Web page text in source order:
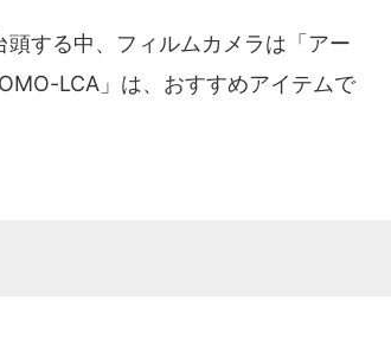
する中、フィルムカメラは「アー
LCA」は、おすすめアイテムで